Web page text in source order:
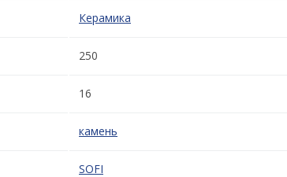
Керамика
250
16
камень
SOFI